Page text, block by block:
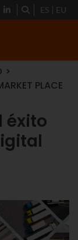
ES EU
PLACE
éxito